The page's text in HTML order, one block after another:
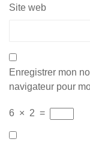
Site web
Enregistrer mon
navigateur pour
6 × 2 =